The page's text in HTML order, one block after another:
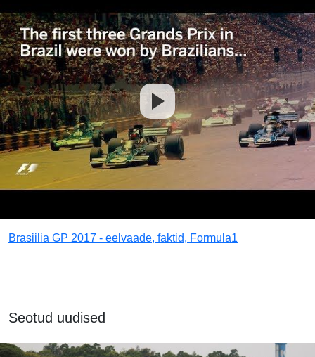
Brasiilia GP 2017 - eelvaade, faktid, Formula1
Seotud uudised